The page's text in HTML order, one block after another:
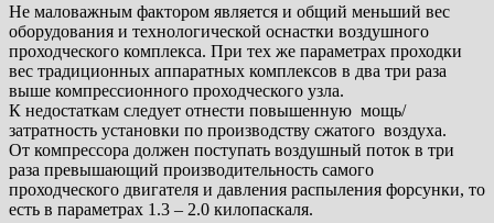
Не маловажным фактором является и общий меньший вес
оборудования и технологической оснастки воздушного
проходческого комплекса. При тех же параметрах проходки
вес традиционных аппаратных комплексов в два три раза
выше компрессионного проходческого узла.
К недостаткам следует отнести повышенную мощь/
затратность установки по производству сжатого воздуха.
От компрессора должен поступать воздушный поток в три
раза превышающий производительность самого
проходческого двигателя и давления распыления форсунки, то
есть в параметрах 1.3 – 2.0 килопаскаля.